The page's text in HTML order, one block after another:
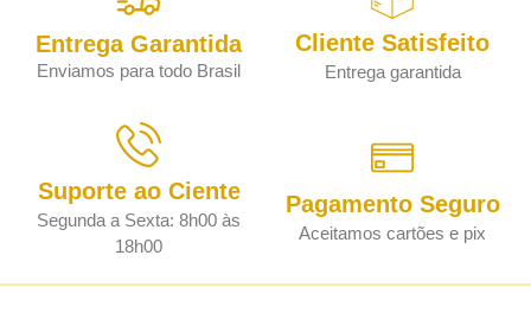
Entrega Garantida
Enviamos para todo Brasil
Cliente Satisfeito
Entrega garantida
Suporte ao Ciente
Segunda a Sexta: 8h00 às
18h00
Pagamento Seguro
Aceitamos cartões e pix